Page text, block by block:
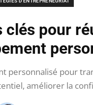
clés pour
personnalisé pour
améliorer la